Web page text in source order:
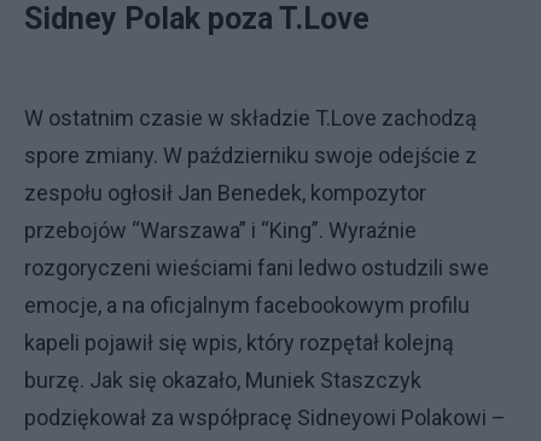
Sidney Polak poza T.Love
W ostatnim czasie w składzie T.Love zachodzą
spore zmiany. W październiku swoje odejście z
zespołu ogłosił Jan Benedek, kompozytor
przebojów “Warszawa” i “King”. Wyraźnie
rozgoryczeni wieściami fani ledwo ostudzili swe
emocje, a na oficjalnym facebookowym profilu
kapeli pojawił się wpis, który rozpętał kolejną
burzę. Jak się okazało, Muniek Staszczyk
podziękował za współpracę Sidneyowi Polakowi –